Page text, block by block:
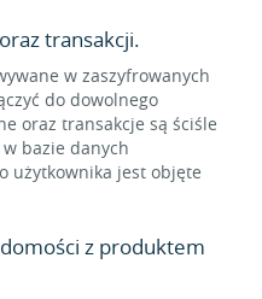
transakcji.
w zaszyfrowanych
do dowolnego
oraz transakcje są ściśle
bazie danych
użytkownika jest objęte
z produktem